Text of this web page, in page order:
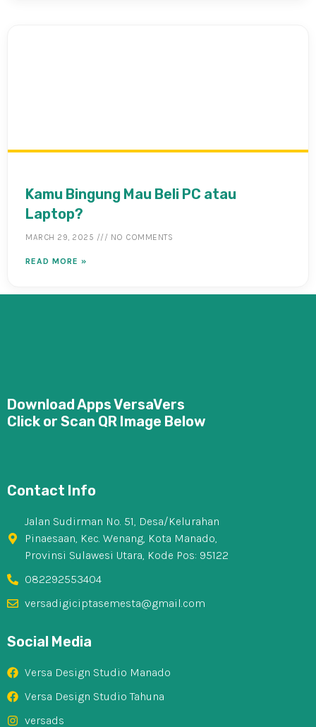
Kamu Bingung Mau Beli PC atau
Laptop?
MARCH 29, 2025 NO COMMENTS
READ MORE »
Download Apps VersaVers
Click or Scan QR Image Below
Contact Info
Jalan Sudirman No. 51, Desa/Kelurahan
Pinaesaan, Kec. Wenang, Kota Manado,
Provinsi Sulawesi Utara, Kode Pos: 95122
082292553404
versadigiciptasemesta@gmail.com
Social Media
Versa Design Studio Manado
Versa Design Studio Tahuna
versads